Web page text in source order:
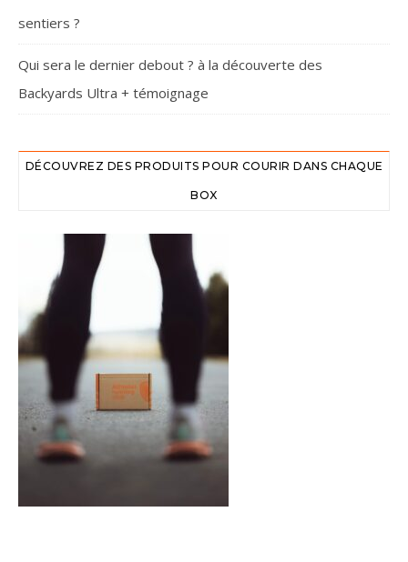
sentiers ?
Qui sera le dernier debout ? à la découverte des
Backyards Ultra + témoignage
DÉCOUVREZ DES PRODUITS POUR COURIR DANS CHAQUE
BOX